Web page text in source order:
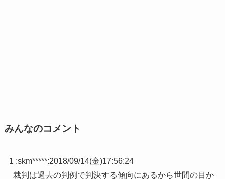
みんなのコメント
1 :skm*****:2018/09/14(金)17:56:24
裁判は過去の判例で判決する傾向にあるから世間の目か